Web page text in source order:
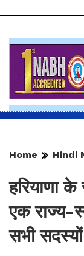
Home Hindi
हरियाणा
एक राज्य-
सभी